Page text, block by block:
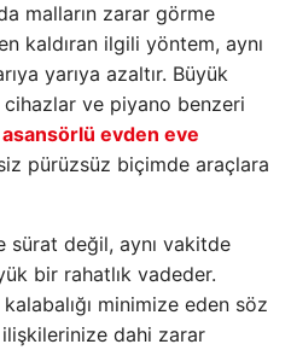
malların zarar görme
kaldıran ilgili yöntem, aynı
yarıya azaltır. Büyük
cihazlar ve piyano benzeri
evden eve
pürüzsüz biçimde araçlara
sürat değil, aynı vakitde
bir rahatlık vadeder.
minimize eden söz
dahi zarar